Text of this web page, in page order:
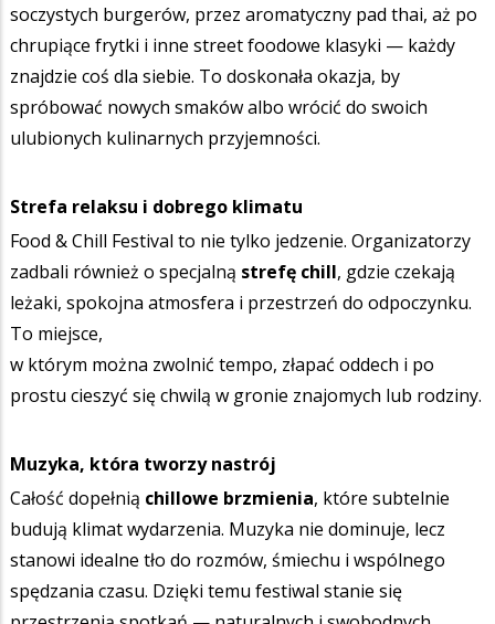
soczystych burgerów, przez aromatyczny pad thai, aż po
chrupiące frytki i inne street foodowe klasyki — każdy
znajdzie coś dla siebie. To doskonała okazja, by
spróbować nowych smaków albo wrócić do swoich
ulubionych kulinarnych przyjemności.
Strefa relaksu i dobrego klimatu
Food & Chill Festival to nie tylko jedzenie. Organizatorzy
zadbali również o specjalną strefę chill, gdzie czekają
leżaki, spokojna atmosfera i przestrzeń do odpoczynku.
To miejsce,
w którym można zwolnić tempo, złapać oddech i po
prostu cieszyć się chwilą w gronie znajomych lub rodziny.
Muzyka, która tworzy nastrój
Całość dopełnią chillowe brzmienia, które subtelnie
budują klimat wydarzenia. Muzyka nie dominuje, lecz
stanowi idealne tło do rozmów, śmiechu i wspólnego
spędzania czasu. Dzięki temu festiwal stanie się